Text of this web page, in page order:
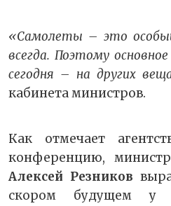
«Самолеты – это
всегда. Поэтому
сегодня – на других
кабинета министров.
Как отмечает
конференцию,
Алексей Резников
скором будущем у